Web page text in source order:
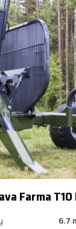
Farma T10
6.7